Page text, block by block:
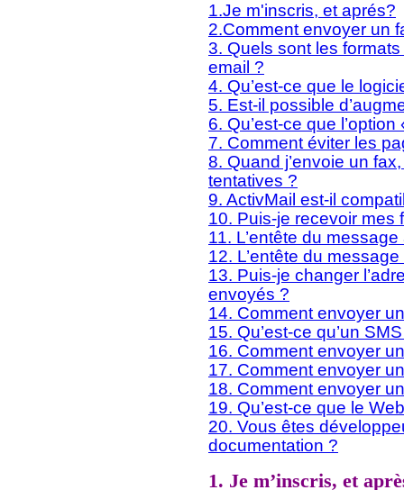
1.Je m'inscris, et aprés?
2.Comment envoyer un
3. Quels sont les formats
email ?
4. Qu’est-ce que le
5. Est-il possible
6. Qu’est-ce que
7. Comment éviter les
8. Quand j’envoie un
tentatives ?
9. ActivMail est-il
10. Puis-je recevoir mes
11. L’entête du
12. L’entête du
13. Puis-je changer
envoyés ?
14. Comment envoyer
15. Qu’est-ce qu’un
16. Comment envoyer
17. Comment envoyer
18. Comment envoyer
19. Qu’est-ce que le
20. Vous êtes
documentation ?
1. Je m’inscris, et